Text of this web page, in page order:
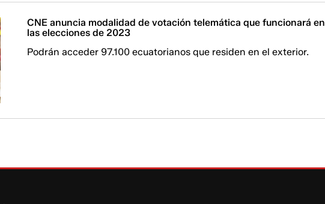
CNE anuncia modalidad de votación telemática que funcionará en
las elecciones de 2023
Podrán acceder 97.100 ecuatorianos que residen en el exterior.